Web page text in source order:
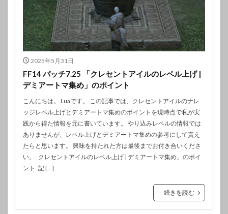
2025年5月31日
FF14 パッチ7.25 「クレセントアイルのレベル上げ |
デミアートマ集め」のポイント
こんにちは。 Luaです。 この記事では、クレセントアイルのナレ
ッジレベル上げとデミアートマ集めのポイントを現時点で私が実
践から得た情報を元に書いています。 やり込みレベルの情報では
ありませんが、レベル上げとデミアートマ集めの参考にして貰え
たらと思います。 興味を持たれた方は最後までお付き合いくださ
い。 クレセントアイルのレベル上げ | デミアートマ集め」のポイ
ント 記 […]
続きを読む